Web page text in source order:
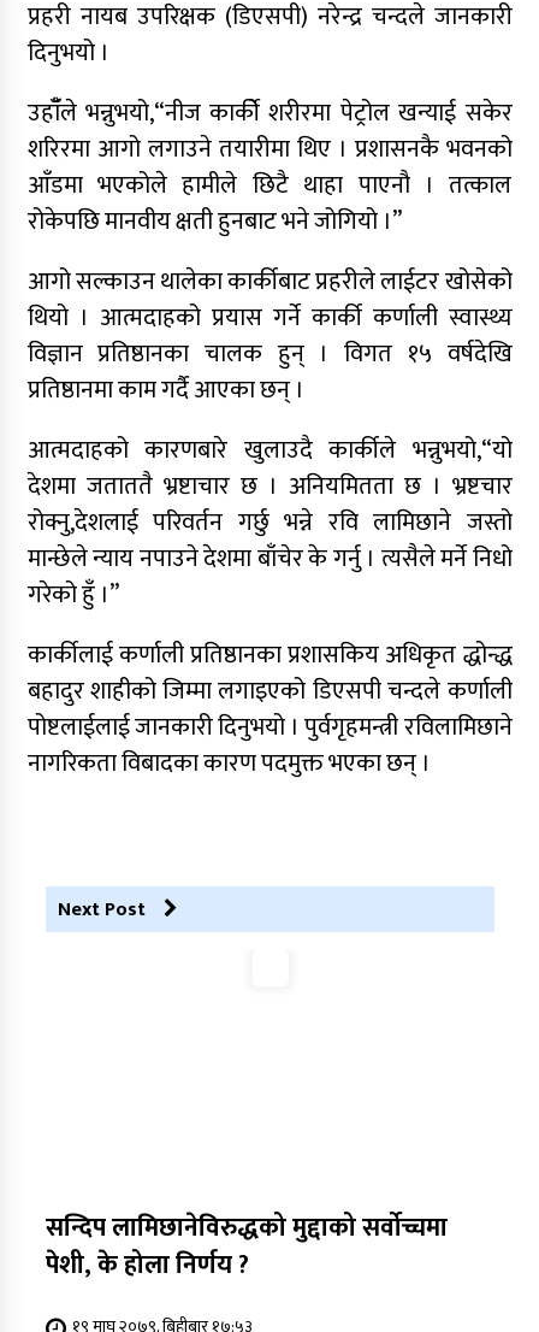
कर्णालीमा कांग्रेसका चार मन्त्रीहरूले दिए राजीनामा
नृपध्वज निरौलाको इजलासले उक्त निर्णय खारेजको
आदेश गरेको हो ।
जुम्लामा महिलामाथि जबरजस्ती करणी प्रयासको
आरोपमा एक पक्राउ
नेपाली कांग्रेस जुम्लाका कोषाध्यक्ष पाण्डेको निधन
डाेल्पाकाे जगदुल्लाबाट जुम्ला आउँदै गरेकाे जिप
दुर्घटना, एकको मृत्यु
प्रहरी नायब उपरिक्षक (डिएसपी) नरेन्द्र चन्दले जानकारी
दिनुभयो ।
उहाँँले भन्नुभयो,“नीज कार्कीे शरीरमा पेट्रोल खन्याई सकेर
शरिरमा आगो लगाउने तयारीमा थिए । प्रशासनकै भवनको
आँडमा भएकोले हामीले छिटै थाहा पाएनौ । तत्काल
रोकेपछि मानवीय क्षती हुनबाट भने जोगियो ।”
आगो सल्काउन थालेका कार्कीबाट प्रहरीले लाईटर खोसेको
थियो । आत्मदाहको प्रयास गर्ने कार्की कर्णाली स्वास्थ्य
विज्ञान प्रतिष्ठानका चालक हुन् । विगत १५ वर्षदेखि
प्रतिष्ठानमा काम गर्दै आएका छन् ।
आत्मदाहको कारणबारे खुलाउदै कार्कीले भन्नुभयो,“यो
देशमा जताततै भ्रष्टाचार छ । अनियमितता छ । भ्रष्टचार
रोक्नु,देशलाई परिवर्तन गर्छु भन्ने रवि लामिछाने जस्तो
मान्छेले न्याय नपाउने देशमा बाँचेर के गर्नु । त्यसैले मर्ने निधो
गरेको हुँ ।”
कार्कीलाई कर्णाली प्रतिष्ठानका प्रशासकिय अधिकृत द्धोन्द्ध
बहादुर शाहीको जिम्मा लगाइएको डिएसपी चन्दले कर्णाली
पोष्टलाईलाई जानकारी दिनुभयो । पुर्वगृहमन्त्री रविलामिछाने
नागरिकता विबादका कारण पदमुक्त भएका छन् ।
Next Post
सन्दिप लामिछानेविरुद्धको मुद्दाको सर्वोच्चमा
पेशी, के होला निर्णय ?